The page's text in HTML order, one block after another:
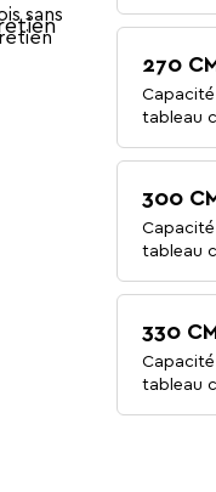
sans
270
tableau
300
tableau
330
tableau